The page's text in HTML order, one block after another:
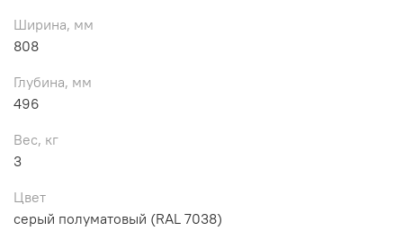
Ширина, мм
808
Глубина, мм
496
Вес, кг
3
Цвет
серый полуматовый (RAL 7038)